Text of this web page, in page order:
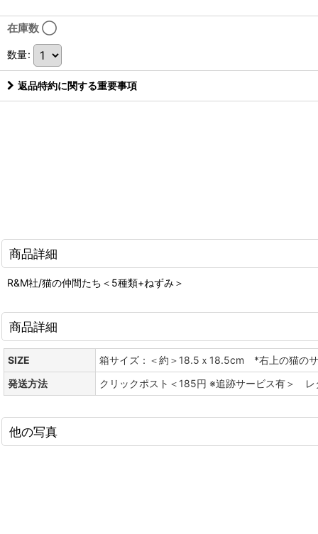
在庫数 ◯
数量:
返品特約に関する重要事項
商品詳細
R&M社/猫の仲間たち＜5種類+ねずみ＞
商品詳細
SIZE
箱サイズ：＜約＞18.5ｘ18.5cm *右上の猫の
発送方法
クリックポスト＜185円 ※追跡サービス有＞
他の写真